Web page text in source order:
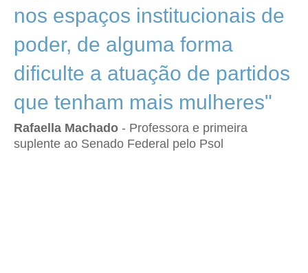
nos espaços institucionais de
poder, de alguma forma
dificulte a atuação de partidos
que tenham mais mulheres"
Rafaella Machado - Professora e primeira
suplente ao Senado Federal pelo Psol